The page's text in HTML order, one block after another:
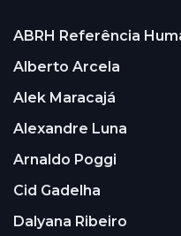
ABRH Referência
Alberto Arcela
Alek Maracajá
Alexandre Luna
Arnaldo Poggi
Cid Gadelha
Dalyana Ribeiro